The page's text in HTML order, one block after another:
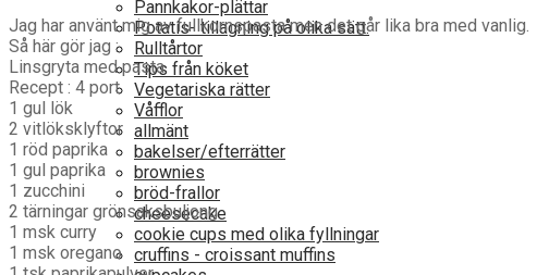
Pannkakor-plättar
Potatis- tillagning på olika sätt.
Rulltårtor
Tips från köket
Vegetariska rätter
Våfflor
allmänt
bakelser/efterrätter
brownies
bröd-frallor
cheesecake
cookie cups med olika fyllningar
cruffins - croissant muffins
Jag har använt mig av fullkornspasta men det går lika bra med vanlig.
Så här gör jag :
Linsgryta med pasta
Recept : 4 port
1 gul lök
2 vitlöksklyftor
1 röd paprika
1 gul paprika
1 zucchini
2 tärningar grönsaksbuljong
1 msk curry
1 msk oregano